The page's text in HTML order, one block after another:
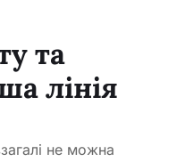
та
лінія
не можна